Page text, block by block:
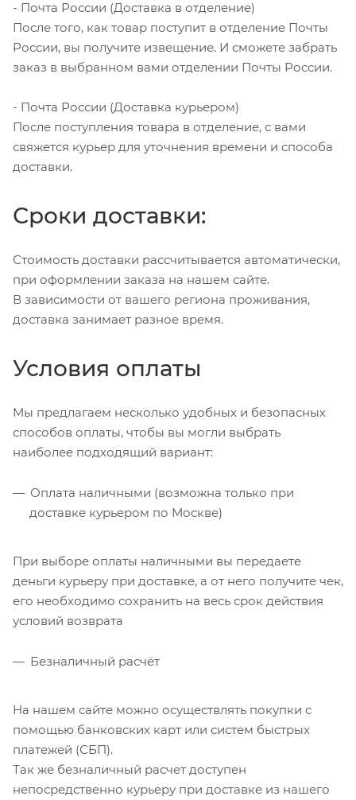
- Почта России (Доставка в отделение)
После того, как товар поступит в отделение Почты
России, вы получите извещение. И сможете забрать
заказ в выбранном вами отделении Почты России.
- Почта России (Доставка курьером)
После поступления товара в отделение, с вами
свяжется курьер для уточнения времени и способа
доставки.
Сроки доставки:
Стоимость доставки рассчитывается автоматически,
при оформлении заказа на нашем сайте.
В зависимости от вашего региона проживания,
доставка занимает разное время.
Условия оплаты
Мы предлагаем несколько удобных и безопасных
способов оплаты, чтобы вы могли выбрать
наиболее подходящий вариант:
Оплата наличными (возможна только при
доставке курьером по Москве)
При выборе оплаты наличными вы передаете
деньги курьеру при доставке, а от него получите чек,
его необходимо сохранить на весь срок действия
условий возврата
Безналичный расчёт
На нашем сайте можно осуществлять покупки с
помощью банковских карт или систем быстрых
платежей (СБП).
Так же безналичный расчет доступен
непосредственно курьеру при доставке из нашего